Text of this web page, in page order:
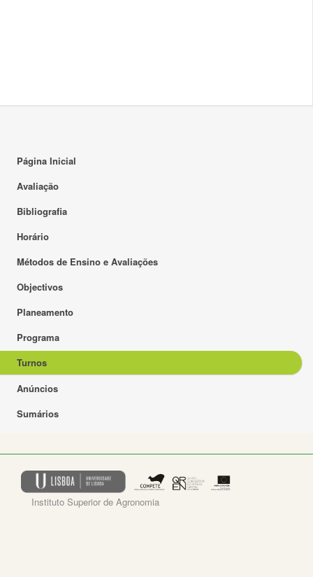
Página Inicial
Avaliação
Bibliografia
Horário
Métodos de Ensino e Avaliações
Objectivos
Planeamento
Programa
Turnos
Anúncios
Sumários
Instituto Superior de Agronomia